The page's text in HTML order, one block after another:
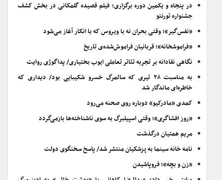
در پنجاه و یکمین دوره برگزاری؛ فیلم قصیده گلمکانی در بخش کشف
جشنواره تورنتو
«نفس‌گیر»؛ وقتی بحران نه با ویروس که با انکار آغاز می‌شود
«فراموشخانه»؛ قربانیان فراموش‌شده‌ی تاریخ
نگاهی نقادانه بر تجربه تئاتر تعاملی ایوب بختیاری/ پداگوژی روایت
به مناسبت ۲۸ تیری که سالمرگ خسرو شکیبایی بود/ دیداری که
خاطره‌ای ماندگار شد
کمدی «مادرکیو» دوباره روی صحنه می‌رود
«روز افشاگری»؛ وقتی اسپیلبرگ به سوی ناشناخته‌ها بازمی‌گردد
مریم همتیان درگذشت
نامه خانه سینما به پزشکیان منتشر شد/ پاسخ سخنگوی دولت
«زن و بچه»؛ فروپاشیدن